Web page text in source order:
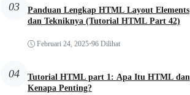
03
Panduan Lengkap HTML Layout Elements
dan Tekniknya (Tutorial HTML Part 42)
Februari 24, 2025•96 Dilihat
04
Tutorial HTML part 1: Apa Itu HTML dan
Kenapa Penting?